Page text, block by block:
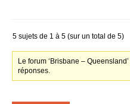
5 sujets de 1 à 5 (sur un total de 5)
Le forum ‘Brisbane –
réponses.